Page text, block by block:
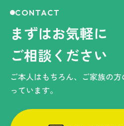
CONTACT
まずはお気軽に
ご相談ください
ご本人はもちろん、ご家族の
っています。